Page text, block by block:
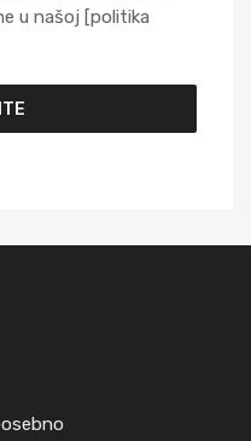
u našoj [politika